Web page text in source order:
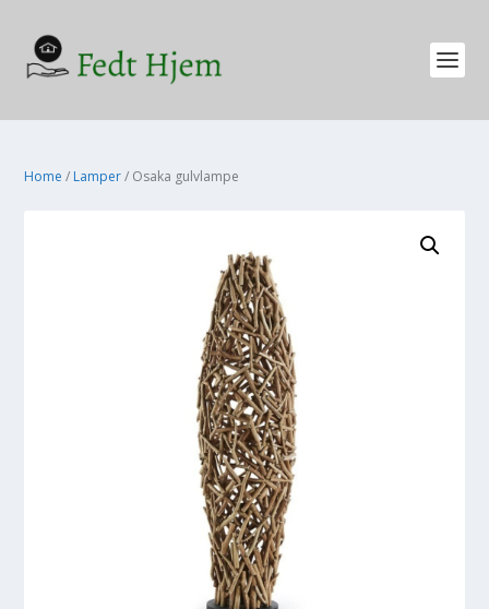
Home / Lamper/ Osaka gulvlampe